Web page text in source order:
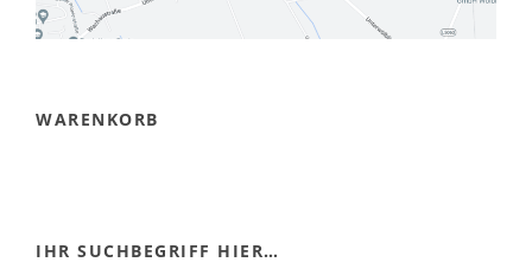
WARENKORB
IHR SUCHBEGRIFF HIER…